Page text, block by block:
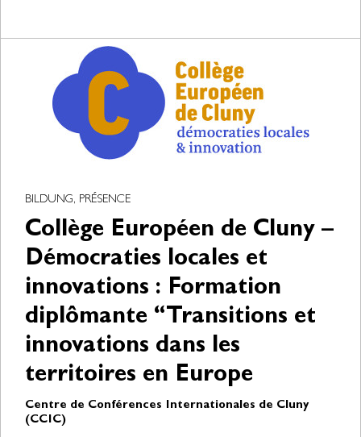
BILDUNG, PRÉSENCE
Collège Européen de Cluny –
Démocraties locales et
innovations : Formation
diplômante “Transitions et
innovations dans les
territoires en Europe
Centre de Conférences Internationales de Cluny
(CCIC)